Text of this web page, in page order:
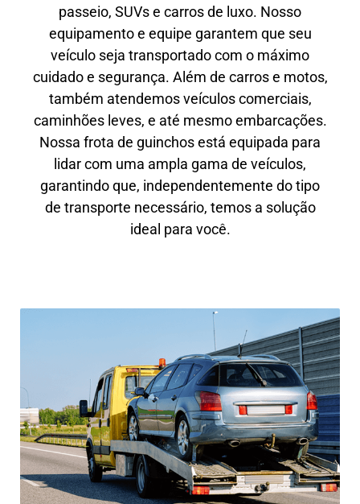
passeio, SUVs e carros de luxo. Nosso
equipamento e equipe garantem que seu
veículo seja transportado com o máximo
cuidado e segurança. Além de carros e motos,
também atendemos veículos comerciais,
caminhões leves, e até mesmo embarcações.
Nossa frota de guinchos está equipada para
lidar com uma ampla gama de veículos,
garantindo que, independentemente do tipo
de transporte necessário, temos a solução
ideal para você.